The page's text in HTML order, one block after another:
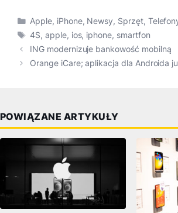
Kategorie
Apple, iPhone, Newsy, Sprzęt,
Tagi
4S, apple, ios, iphone, smartfon
ING modernizuje bankowość mobilną
Orange iCare; aplikacja dla Androida
POWIĄZANE ARTYKUŁY